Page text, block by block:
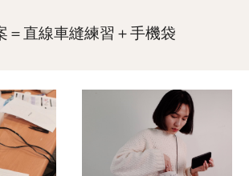
＝直線車縫練習＋手機袋